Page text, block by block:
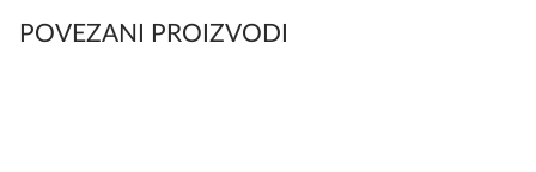
POVEZANI PROIZVODI